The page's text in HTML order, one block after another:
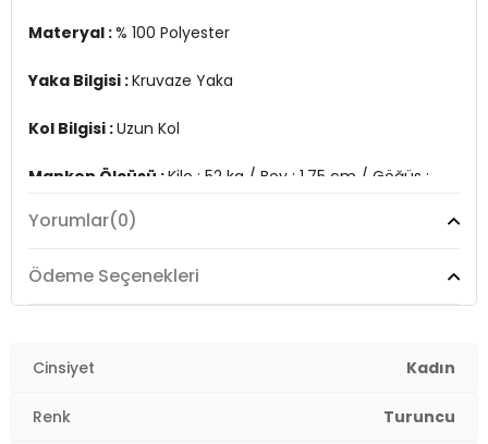
Materyal :% 100 Polyester
Yaka Bilgisi :Kruvaze Yaka
Kol Bilgisi :Uzun Kol
Manken Ölçüsü :Kilo : 52 kg / Boy : 1.75 cm / Göğüs :
2DE6051467.27
Yorumlar(0)
Ödeme Seçenekleri
Cinsiyet Kadın
Renk Turuncu